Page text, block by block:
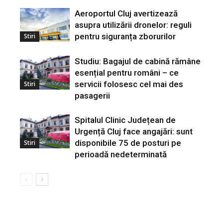
Stiri
Aeroportul Cluj avertizează
asupra utilizării dronelor: reguli
pentru siguranța zborurilor
Stiri
Studiu: Bagajul de cabină rămâne
esențial pentru români – ce
servicii folosesc cel mai des
pasagerii
Stiri
Spitalul Clinic Județean de
Urgență Cluj face angajări: sunt
disponibile 75 de posturi pe
perioadă nedeterminată